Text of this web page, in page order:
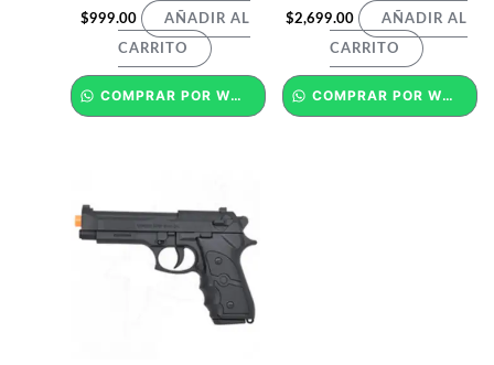
$999.00 AÑADIR AL
CARRITO
COMPRAR POR WHATSAPP
$2,699.00 AÑADIR AL
CARRITO
COMPRAR POR WHATSAPP